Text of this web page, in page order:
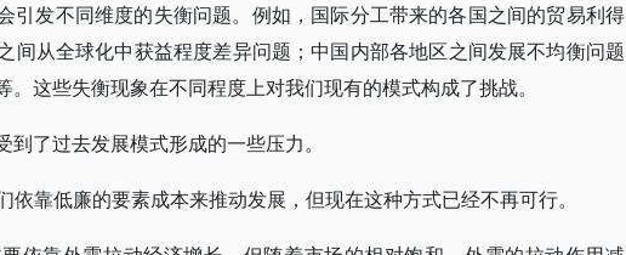
引发不同维度的失衡问题。例如，国际分工带来的各国之间的贸易利得
间从全球化中获益程度差异问题；中国内部各地区之间发展不均衡问题
这些失衡现象在不同程度上对我们现有的模式构成了挑战。
了过去发展模式形成的一些压力。
依靠低廉的要素成本来推动发展，但现在这种方式已经不再可行。